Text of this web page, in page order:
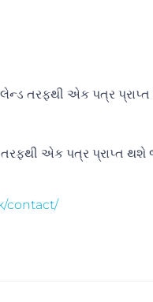
તરફથી એક પત્ર
તરફથી એક પત્ર પ્રાપ્ત
contact/